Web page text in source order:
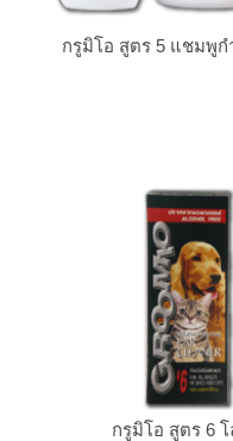
กรูมิโอ สูตร 5 แชมพู
กรูมิโอ สูตร 6